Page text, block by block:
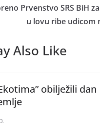
Prvenstvo SRS BiH
u lovu ribe udicom
Also Like
obilježili dan